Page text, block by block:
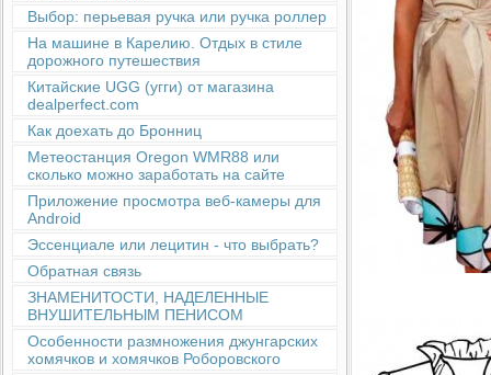
Выбор: перьевая ручка или ручка роллер
На машине в Карелию. Отдых в стиле
дорожного путешествия
Китайские UGG (угги) от магазина
dealperfect.com
Как доехать до Бронниц
Метеостанция Oregon WMR88 или
сколько можно заработать на сайте
Приложение просмотра веб-камеры для
Android
Эссенциале или лецитин - что выбрать?
Обратная связь
ЗНАМЕНИТОСТИ, НАДЕЛЕННЫЕ
ВНУШИТЕЛЬНЫМ ПЕНИСОМ
Особенности размножения джунгарских
хомячков и хомячков Роборовского